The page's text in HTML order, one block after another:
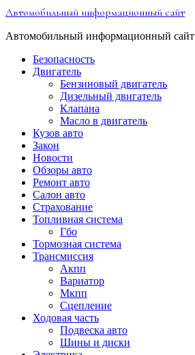
Перейти
содержимому
Автомобильный информационный сайт
Автомобильный информационный сайт
Безопасность
Двигатель
Бензиновый двигатель
Дизельный двигатель
Клапана
Масло в двигатель
Кузов авто
Закон
Новости
Обзоры авто
Ремонт авто
Салон авто
Страхование
Топливная система
Гбо
Тормозная система
Трансмиссия
Акпп
Вариатор
Мкпп
Сцепление
Ходовая часть
Подвеска авто
Шины и диски